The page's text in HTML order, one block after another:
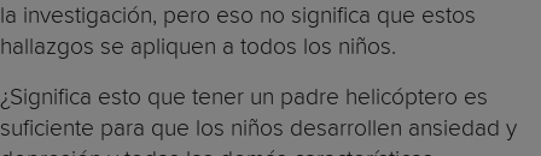
la investigación, pero eso no significa que estos
hallazgos se apliquen a todos los niños.
¿Significa esto que tener un padre helicóptero es
suficiente para que los niños desarrollen ansiedad y